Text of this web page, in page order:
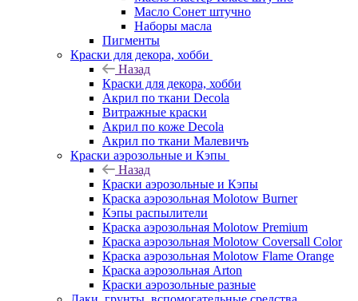
Масло Сонет штучно
Наборы масла
Пигменты
Краски для декора, хобби
Назад
Краски для декора, хобби
Акрил по ткани Decola
Витражные краски
Акрил по коже Decola
Акрил по ткани Малевичъ
Краски аэрозольные и Кэпы
Назад
Краски аэрозольные и Кэпы
Краска аэрозольная Molotow Burner
Кэпы распылители
Краска аэрозольная Molotow Premium
Краска аэрозольная Molotow Coversall Color
Краска аэрозольная Molotow Flame Orange
Краска аэрозольная Arton
Краски аэрозольные разные